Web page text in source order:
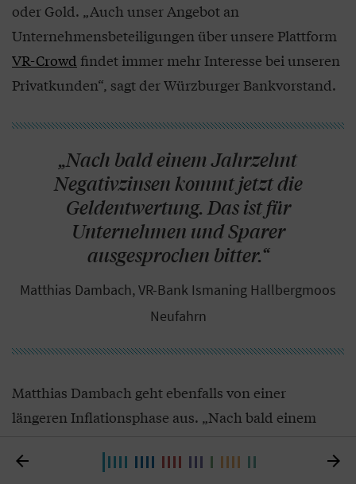
oder Gold. „Auch unser Angebot an
Unternehmensbeteiligungen über unsere Plattform
VR-Crowd findet immer mehr Interesse bei unseren
Privatkunden“, sagt der Würzburger Bankvorstand.
„Nach bald einem Jahrzehnt
Negativzinsen kommt jetzt die
Geldentwertung. Das ist für
Unternehmen und Sparer
ausgesprochen bitter.“
Matthias Dambach, VR-Bank Ismaning Hallbergmoos
Neufahrn
Matthias Dambach geht ebenfalls von einer
längeren Inflationsphase aus. „Nach bald einem
Geldentwertung. Das ist für Unternehmen und
 